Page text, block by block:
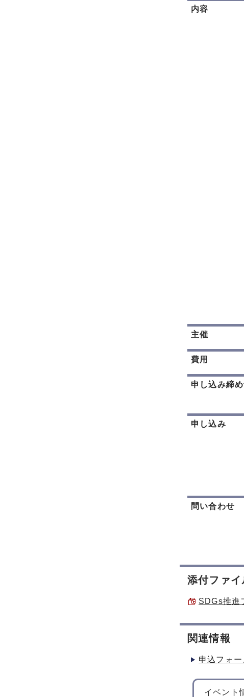
内容
主催
費用
申し込み締め
申し込み
問い合わせ
添付ファイ
SDGs推進
関連情報
申込フォー
イベント